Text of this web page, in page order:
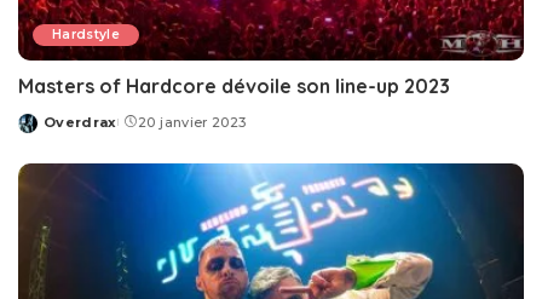
Hardstyle
Masters of Hardcore dévoile son line-up 2023
Posted
Overdrax 20 janvier 2023